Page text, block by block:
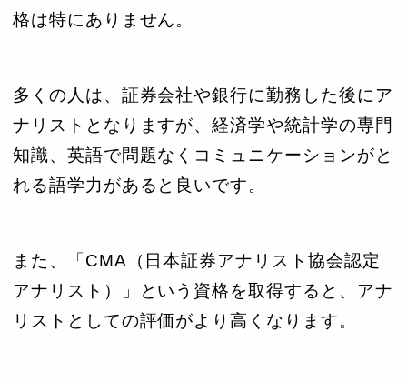
格は特にありません。
多くの人は、証券会社や銀行に勤務した後にア
ナリストとなりますが、経済学や統計学の専門
知識、英語で問題なくコミュニケーションがと
れる語学力があると良いです。
また、「CMA（日本証券アナリスト協会認定
アナリスト）」という資格を取得すると、アナ
リストとしての評価がより高くなります。